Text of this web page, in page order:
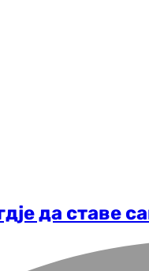
да ставе